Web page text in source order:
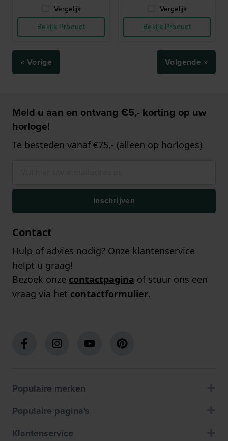
Vergelijk
Bekijk Product
Vergelijk
Bekijk Product
« Vorige Volgende »
Meld u aan en ontvang €5,- korting op uw
horloge!
Te besteden vanaf €75,- (alleen op horloges)
Inschrijven
Contact
Hulp of advies nodig? Onze klantenservice
helpt u graag!
Bezoek onze contactpagina of stuur ons een
vraag via het contactformulier.
Populaire merken
Populaire pagina's
Klantenservice